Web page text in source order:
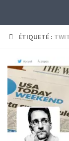
ÉTIQUETÉ :